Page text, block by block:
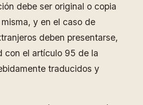
debe ser original o copia
y en el caso de
deben presentarse,
con el artículo 95 de la
traducidos y